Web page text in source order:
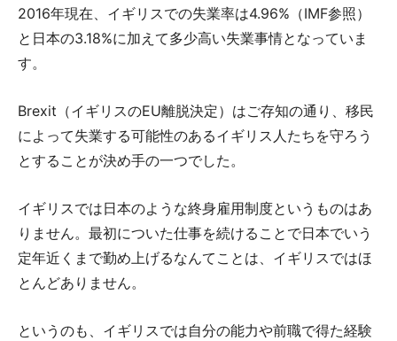
2016年現在、イギリスでの失業率は4.96%（IMF参照）
と日本の3.18%に加えて多少高い失業事情となっていま
す。
Brexit（イギリスのEU離脱決定）はご存知の通り、移民
によって失業する可能性のあるイギリス人たちを守ろう
とすることが決め手の一つでした。
イギリスでは日本のような終身雇用制度というものはあ
りません。最初についた仕事を続けることで日本でいう
定年近くまで勤め上げるなんてことは、イギリスではほ
とんどありません。
というのも、イギリスでは自分の能力や前職で得た経験